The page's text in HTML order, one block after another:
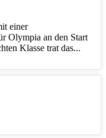
einer
Olympia an den Start
Klasse trat das...